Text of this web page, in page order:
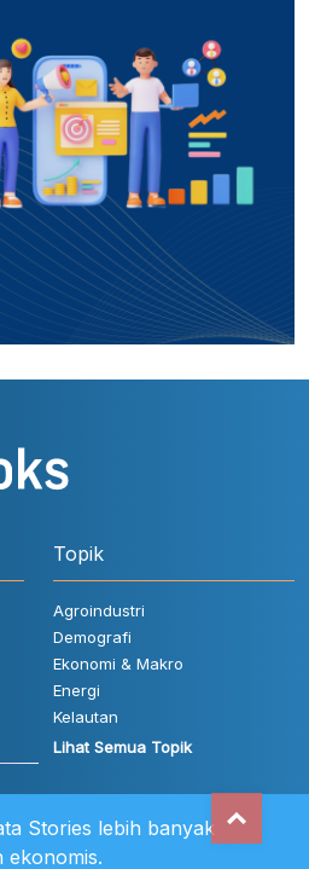
Topik
Agroindustri
Demografi
Ekonomi & Makro
Energi
Kelautan
Lihat Semua Topik
Stories lebih banyak
ekonomis.